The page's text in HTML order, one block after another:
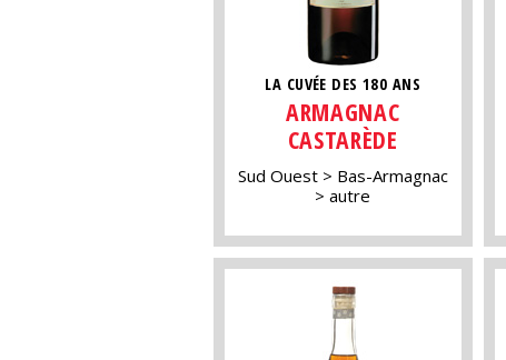
LA CUVÉE DES 180 ANS
ARMAGNAC
CASTARÈDE
Sud Ouest
Bas-Armagnac
autre